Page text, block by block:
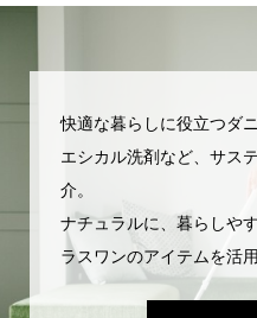
快適な暮らしに役立つダ
エシカル洗剤など、サス
介。
ナチュラルに、暮らしや
ラスワンのアイテムを活